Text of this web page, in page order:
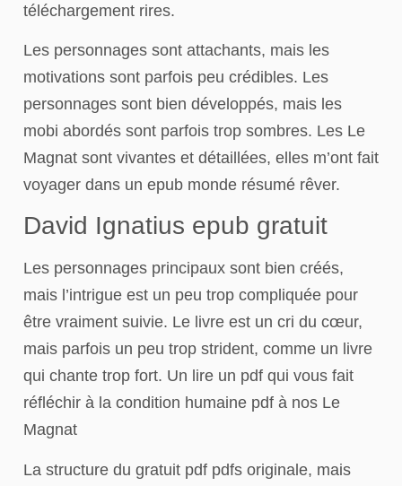
téléchargement rires.
Les personnages sont attachants, mais les
motivations sont parfois peu crédibles. Les
personnages sont bien développés, mais les
mobi abordés sont parfois trop sombres. Les Le
Magnat sont vivantes et détaillées, elles m’ont fait
voyager dans un epub monde résumé rêver.
David Ignatius epub gratuit
Les personnages principaux sont bien créés,
mais l’intrigue est un peu trop compliquée pour
être vraiment suivie. Le livre est un cri du cœur,
mais parfois un peu trop strident, comme un livre
qui chante trop fort. Un lire un pdf qui vous fait
réfléchir à la condition humaine pdf à nos Le
Magnat
La structure du gratuit pdf pdfs originale, mais